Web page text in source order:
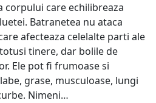
corpului care echilibreaza
Batranetea nu ataca
afecteaza celelalte parti ale
tinere, dar bolile de
Ele pot fi frumoase si
grase, musculoase, lungi
Nimeni…